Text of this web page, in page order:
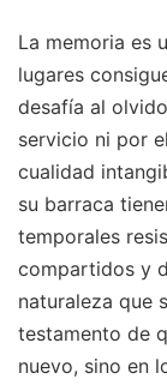
La memoria es
lugares
desafía al
servicio ni por
cualidad
su barraca
temporales
compartidos y
naturaleza que
testamento de
nuevo, sino en